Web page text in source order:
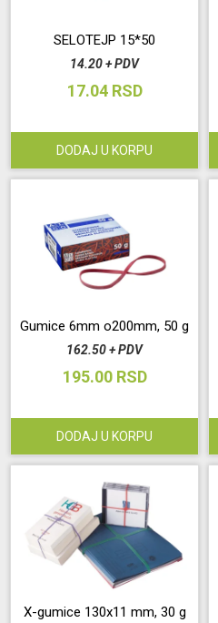
SELOTEJP 15*50
14.20 + PDV
17.04 RSD
DODAJ U KORPU
Gumice 6mm o200mm, 50 g
162.50 + PDV
195.00 RSD
DODAJ U KORPU
X-gumice 130x11 mm, 30 g